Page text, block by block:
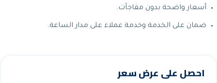
أسعار واضحة بدون مفاجآت.
ضمان على الخدمة وخدمة عملاء على مدار الساعة.
احصل على عرض سعر